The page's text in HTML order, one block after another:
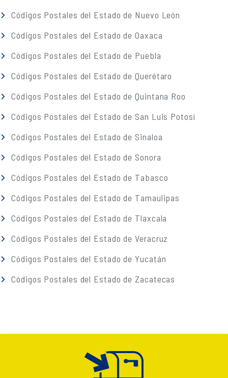
Códigos Postales del Estado de Nuevo León
Códigos Postales del Estado de Oaxaca
Códigos Postales del Estado de Puebla
Códigos Postales del Estado de Querétaro
Códigos Postales del Estado de Quintana Roo
Códigos Postales del Estado de San Luis Potosí
Códigos Postales del Estado de Sinaloa
Códigos Postales del Estado de Sonora
Códigos Postales del Estado de Tabasco
Códigos Postales del Estado de Tamaulipas
Códigos Postales del Estado de Tlaxcala
Códigos Postales del Estado de Veracruz
Códigos Postales del Estado de Yucatán
Códigos Postales del Estado de Zacatecas